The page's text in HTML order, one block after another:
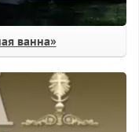
ванна»